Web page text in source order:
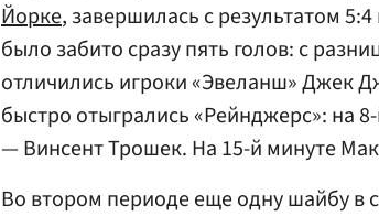
Йорке, завершилась с результатом
было забито сразу пять голов: с
отличились игроки «Эвеланш» Джек
быстро отыгрались «Рейнджерс»: на
— Винсент Трошек. На 15-й минуте
Во втором периоде еще одну шайбу в